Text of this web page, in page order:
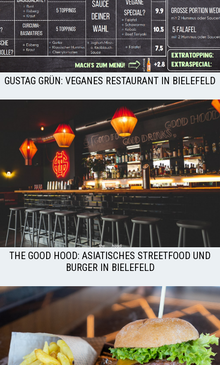
GUSTAG GRÜN: VEGANES RESTAURANT IN BIELEFELD
THE GOOD HOOD: ASIATISCHES STREETFOOD UND
BURGER IN BIELEFELD